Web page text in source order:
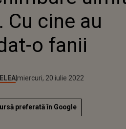
Cu cine au
o fanii
Publicat:
joi, 18 februarie 2021
Actualizat:
miercuri, 20 iulie 2022
preferată în Google